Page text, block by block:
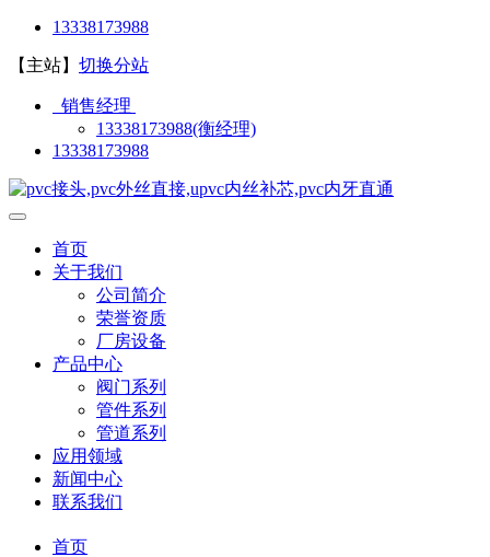
13338173988
【主站】 切换分站
销售经理
13338173988(衡经理)
13338173988
首页
关于我们
公司简介
荣誉资质
厂房设备
产品中心
阀门系列
管件系列
管道系列
应用领域
新闻中心
联系我们
首页